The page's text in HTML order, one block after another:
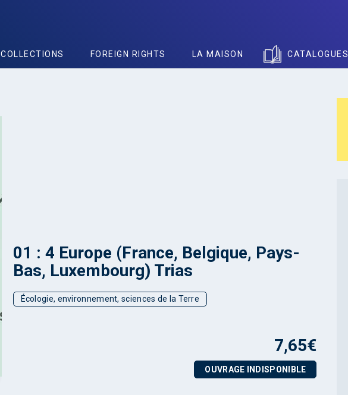
COLLECTIONS FOREIGN RIGHTS LA MAISON CATALOGUES
01 : 4 Europe (France, Belgique, Pays-
Bas, Luxembourg) Trias
Écologie, environnement, sciences de la Terre
7,65€
OUVRAGE INDISPONIBLE